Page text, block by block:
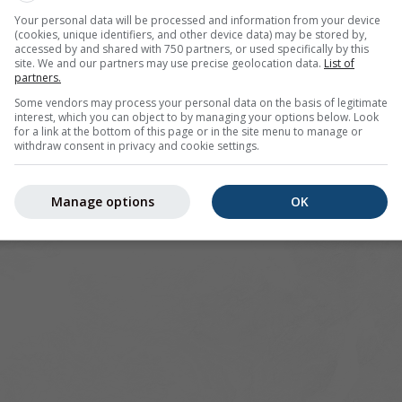
pour 48.25°N 3.4°E offre toutes les informations
Your personal data will be processed and information from your device
(cookies, unique identifiers, and other device data) may be stored by,
accessed by and shared with 750 partners, or used specifically by this
site. We and our partners may use precise geolocation data. List of
partners.
Some vendors may process your personal data on the basis of legitimate
interest, which you can object to by managing your options below. Look
for a link at the bottom of this page or in the site menu to manage or
withdraw consent in privacy and cookie settings.
OK
Manage options